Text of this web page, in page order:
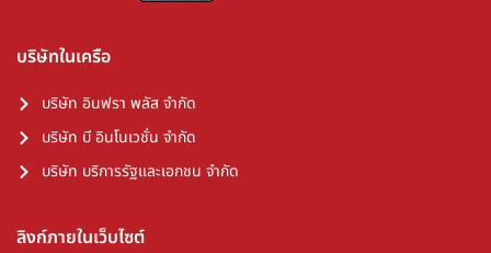
บริษัทในเครือ
บริษัท อินฟรา พลัส จำกัด
บริษัท บี อินโนเวชั่น จำกัด
บริษัท บริการรัฐและเอกชน จำกัด
ลิงก์ภายในเว็บไซต์